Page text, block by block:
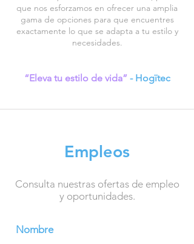
que nos esforzamos en ofrecer una amplia
gama de opciones para que encuentres
exactamente lo que se adapta a tu estilo y
necesidades.
“Eleva tu estilo de vida” - Hogïtec
Empleos
Consulta nuestras ofertas de empleo
y oportunidades.
Nombre